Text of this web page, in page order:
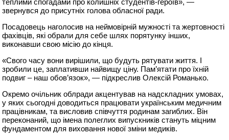
теплими спогадами про колишніх студентів-героїв», —
звернувся до присутніх голова обласної ради.
Посадовець наголосив на неймовірній мужності та жертовності
фахівців, які обрали для себе шлях порятунку інших,
виконавши свою місію до кінця.
«Свого часу вони вирішили, що будуть рятувати життя. І
зробили це, заплативши найвищу ціну. Пам’ятати про їхній
подвиг – наш обов’язок», — підкреслив Олексій Романько.
Окремо очільник облради акцентував на надскладних умовах,
у яких сьогодні доводиться працювати українським медичним
працівникам, та висловив співчуття родинам загиблих. Він
переконаний, що імена полеглих випускників стануть міцним
фундаментом для виховання нової зміни медиків.